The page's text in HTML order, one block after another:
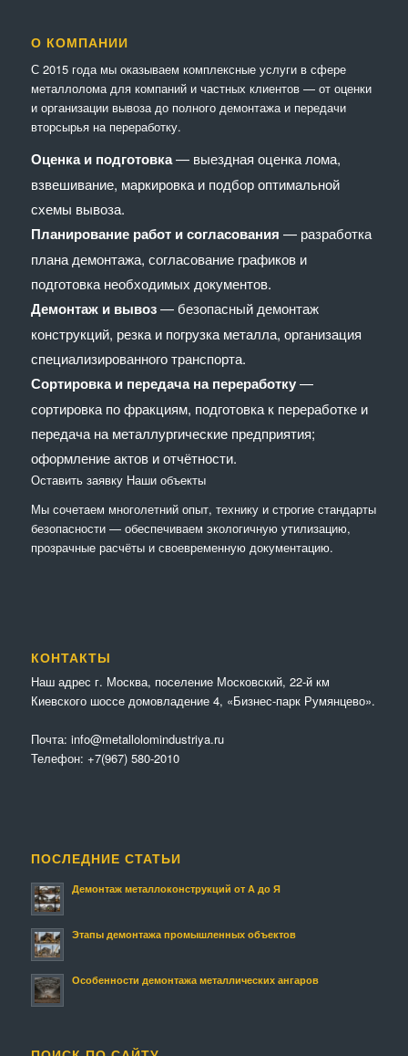
О КОМПАНИИ
С 2015 года мы оказываем комплексные услуги в сфере
металлолома для компаний и частных клиентов — от оценки
и организации вывоза до полного демонтажа и передачи
вторсырья на переработку.
Оценка и подготовка— выездная оценка лома,
взвешивание, маркировка и подбор оптимальной
схемы вывоза.
Планирование работ и согласования — разработка
плана демонтажа, согласование графиков и
подготовка необходимых документов.
Демонтаж и вывоз— безопасный демонтаж
конструкций, резка и погрузка металла, организация
специализированного транспорта.
Сортировка и передача на переработку—
сортировка по фракциям, подготовка к переработке и
передача на металлургические предприятия;
оформление актов и отчётности.
Оставить заявку Наши объекты
Мы сочетaем многолетний опыт, технику и строгие стандарты
безопасности — обеспечиваем экологичную утилизацию,
прозрачные расчёты и своевременную документацию.
КОНТАКТЫ
Наш адрес г. Москва, поселение Московский, 22-й км
Киевского шоссе домовладение 4, «Бизнес-парк Румянцево».
Почта: info@metallolomindustriya.ru
Телефон: +7(967) 580-2010
ПОСЛЕДНИЕ СТАТЬИ
Демонтаж металлоконструкций от А до Я
Этапы демонтажа промышленных объектов
Особенности демонтажа металлических ангаров